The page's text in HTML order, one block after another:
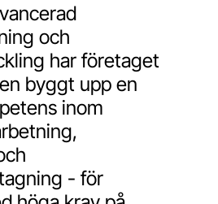
och
har företaget
byggt upp en
inom
- för